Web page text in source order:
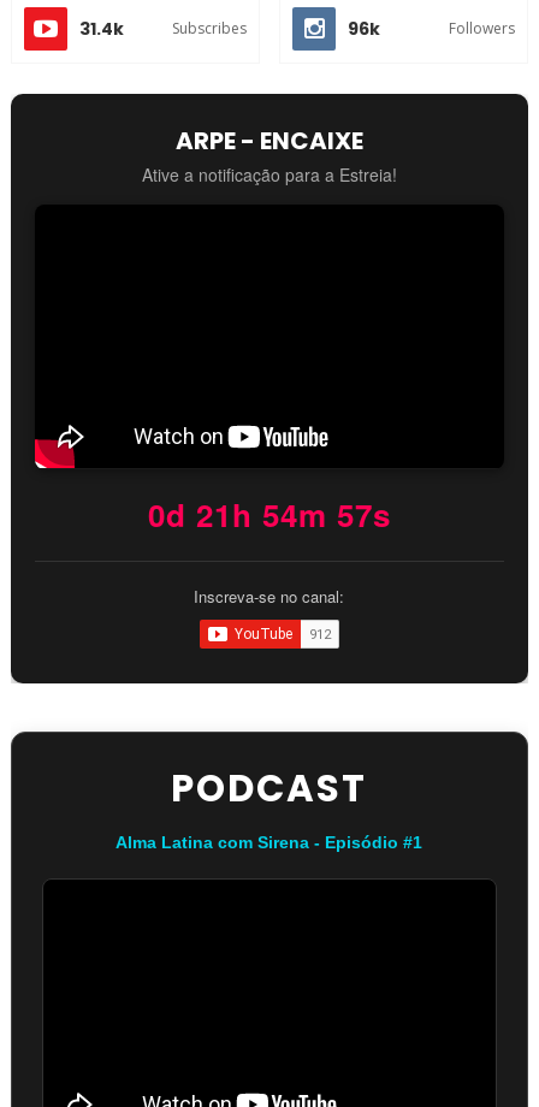
31.4k Subscribes 96k Followers
ARPE - ENCAIXE
Ative a notificação para a Estreia!
0d 21h 54m 56s
Inscreva-se no canal:
PODCAST
Alma Latina com Sirena - Episódio #1